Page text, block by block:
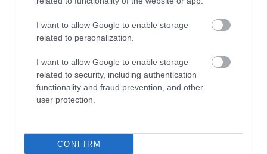
I want to allow Google to enable storage
related to personalization.
I want to allow Google to enable storage
related to security, including authentication
functionality and fraud prevention, and other
user protection.
CONFIRM
legfoglalkoztatottabb színésznőjévé vált.
Legutóbb egy rövid, ám annál
erőteljesebb jelenet erejéig a Dűne:
Második részben láthattuk, hamarosan
pedig főszereplésével érkezik a Furiosa:
Történet a Mad Maxből. Amíg a…
alakítása
HAMU ÉS GYÉMÁNT